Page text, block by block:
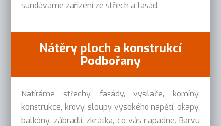
sundáváme zařízení ze střech a fasád.
Nátěry ploch a konstrukcí
Podbořany
Natíráme střechy, fasády, vysílače, komíny,
konstrukce, krovy, sloupy vysokého napětí, okapy,
balkóny, zábradlí, zkrátka, co vás napadne. Barvu